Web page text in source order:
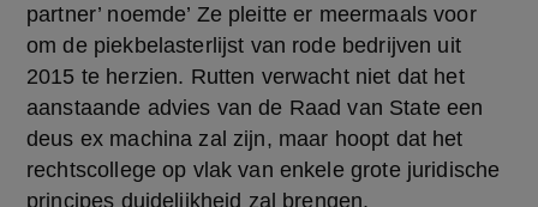
partner’ noemde’ Ze pleitte er meermaals voor
om de piekbelasterlijst van rode bedrijven uit
2015 te herzien. Rutten verwacht niet dat het
aanstaande advies van de Raad van State een
deus ex machina zal zijn, maar hoopt dat het
rechtscollege op vlak van enkele grote juridische
principes duidelijkheid zal brengen.